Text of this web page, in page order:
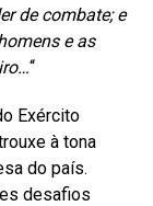
de combate; e
e as
“
Exército
à tona
do país.
desafios